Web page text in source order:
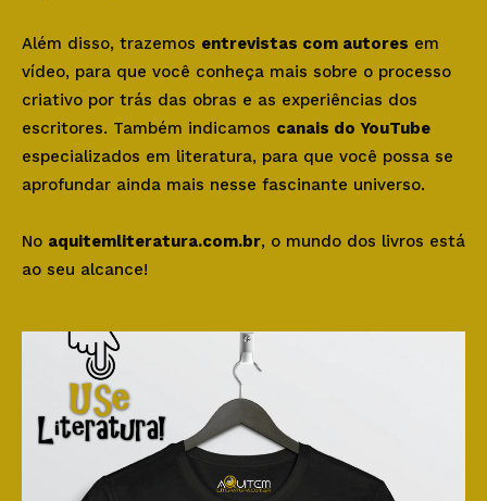
Além disso, trazemos entrevistas com autores em
vídeo, para que você conheça mais sobre o processo
criativo por trás das obras e as experiências dos
escritores. Também indicamos canais do YouTube
especializados em literatura, para que você possa se
aprofundar ainda mais nesse fascinante universo.
No aquitemliteratura.com.br, o mundo dos livros está
ao seu alcance!